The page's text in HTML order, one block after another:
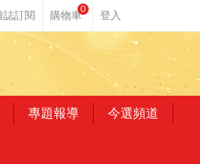
0
專題報導 今選頻道